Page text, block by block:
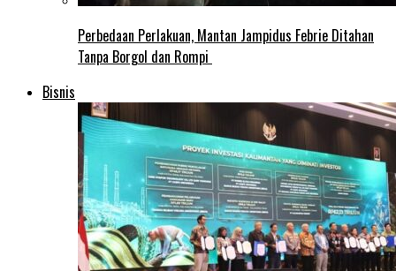
Perbedaan Perlakuan, Mantan Jampidus Febrie Ditahan
Tanpa Borgol dan Rompi
Bisnis